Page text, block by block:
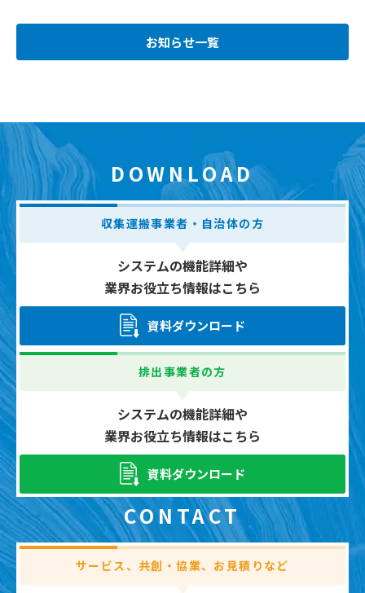
お知らせ一覧
DOWNLOAD
収集運搬事業者・自治体の方
システムの機能詳細や
業界お役立ち情報はこちら
資料ダウンロード
排出事業者の方
システムの機能詳細や
業界お役立ち情報はこちら
資料ダウンロード
CONTACT
サービス、共創・協業、お見積りなど